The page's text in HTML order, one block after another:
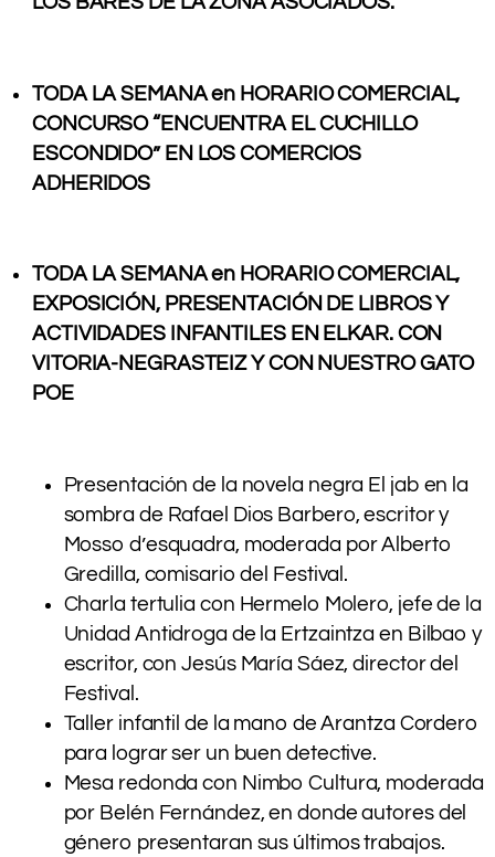
TODA LA SEMANA en HORARIO COMERCIAL,
CONCURSO “ENCUENTRA EL CUCHILLO
ESCONDIDO” EN LOS COMERCIOS
ADHERIDOS
TODA LA SEMANA en HORARIO COMERCIAL,
EXPOSICIÓN, PRESENTACIÓN DE LIBROS Y
ACTIVIDADES INFANTILES EN ELKAR. CON
VITORIA-NEGRASTEIZ Y CON NUESTRO GATO
POE
Presentación de la novela negra El jab en la
sombra de Rafael Dios Barbero, escritor y
Mosso d’esquadra, moderada por Alberto
Gredilla, comisario del Festival.
Charla tertulia con Hermelo Molero, jefe de la
Unidad Antidroga de la Ertzaintza en Bilbao y
escritor, con Jesús María Sáez, director del
Festival.
Taller infantil de la mano de Arantza Cordero
para lograr ser un buen detective.
Mesa redonda con Nimbo Cultura, moderada
por Belén Fernández, en donde autores del
género presentaran sus últimos trabajos.